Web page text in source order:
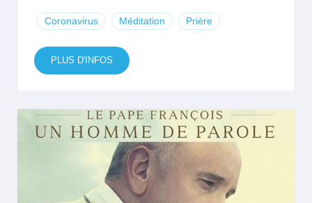
Coronavirus Méditation Prière
PLUS D'INFOS